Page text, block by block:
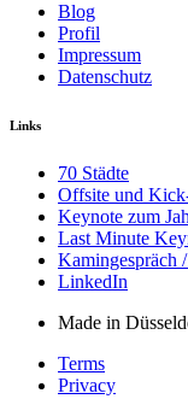
Blog
Profil
Impressum
Datenschutz
Links
70 Städte
Offsite und
Keynote zum
Last Minute
Kamingespräch
LinkedIn
Made in
Terms
Privacy